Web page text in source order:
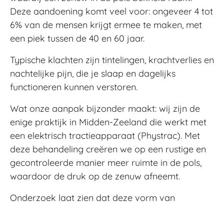
Deze aandoening komt veel voor: ongeveer 4 tot
6% van de mensen krijgt ermee te maken, met
een piek tussen de 40 en 60 jaar.
Typische klachten zijn tintelingen, krachtverlies en
nachtelijke pijn, die je slaap en dagelijks
functioneren kunnen verstoren.
Wat onze aanpak bijzonder maakt: wij zijn de
enige praktijk in Midden-Zeeland die werkt met
een elektrisch tractieapparaat (Phystrac). Met
deze behandeling creëren we op een rustige en
gecontroleerde manier meer ruimte in de pols,
waardoor de druk op de zenuw afneemt.
Onderzoek laat zien dat deze vorm van